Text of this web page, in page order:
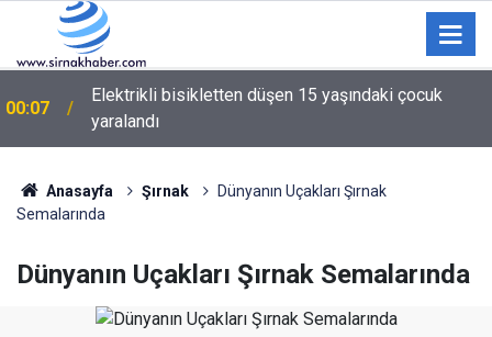
00:07
Elektrikli bisikletten düşen 15 yaşındaki çocuk
yaralandı
Anasayfa Şırnak
Dünyanın Uçakları Şırnak
Semalarında
Dünyanın Uçakları Şırnak Semalarında